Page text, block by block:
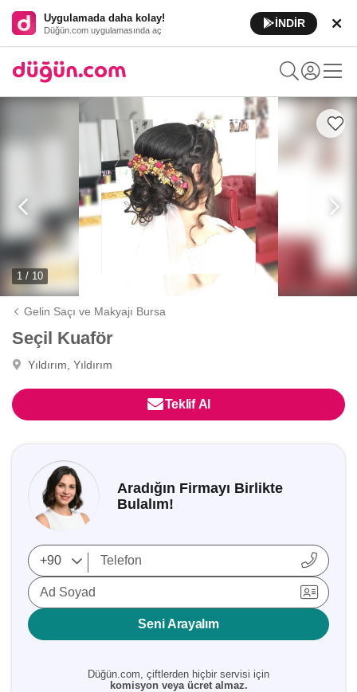
Uygulamada daha kolay!
Düğün.com uygulamasında aç
İNDİR
1 / 10
Gelin Saçı ve Makyajı Bursa
Seçil Kuaför
Yıldırım, Yıldırım
Teklif Al
Aradığın Firmayı Birlikte
Bulalım!
Ad Soyad
Seni Arayalım
Düğün.com, çiftlerden hiçbir servisi için
komisyon veya ücret almaz.